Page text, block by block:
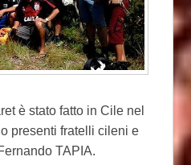
è stato fatto in Cile nel
presenti fratelli cileni e
TAPIA.